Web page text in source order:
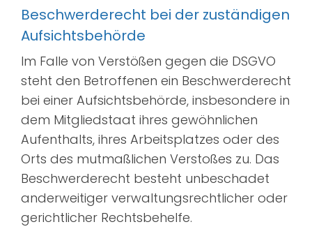
Beschwerde­recht bei der zuständigen
Aufsichts­behörde
Im Falle von Verstößen gegen die DSGVO
steht den Betroffenen ein Beschwerderecht
bei einer Aufsichtsbehörde, insbesondere in
dem Mitgliedstaat ihres gewöhnlichen
Aufenthalts, ihres Arbeitsplatzes oder des
Orts des mutmaßlichen Verstoßes zu. Das
Beschwerderecht besteht unbeschadet
anderweitiger verwaltungsrechtlicher oder
gerichtlicher Rechtsbehelfe.